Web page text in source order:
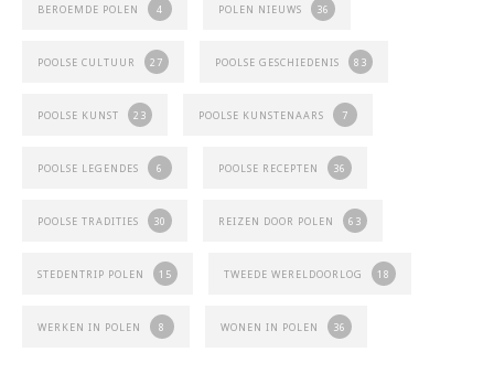
BEROEMDE POLEN 4 POLEN NIEUWS 36
POOLSE CULTUUR 27 POOLSE GESCHIEDENIS 83
POOLSE KUNST 23 POOLSE KUNSTENAARS 7
POOLSE LEGENDES 6 POOLSE RECEPTEN 36
POOLSE TRADITIES 30 REIZEN DOOR POLEN 63
STEDENTRIP POLEN 15 TWEEDE WERELDOORLOG 18
WERKEN IN POLEN 8 WONEN IN POLEN 36